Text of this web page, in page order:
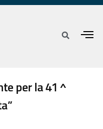
per la 41 ^